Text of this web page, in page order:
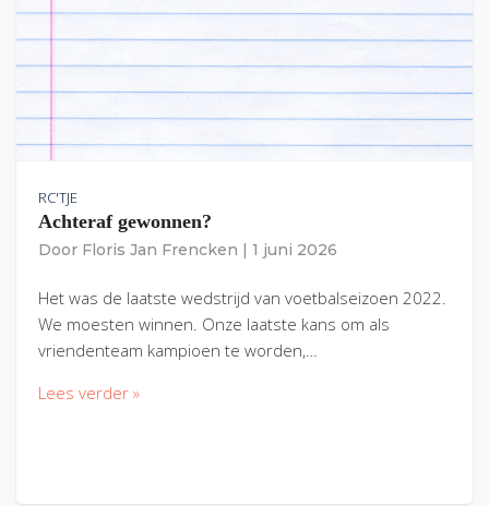
RC'TJE
Achteraf gewonnen?
Door Floris Jan Frencken 1 juni 2026
Het was de laatste wedstrijd van voetbalseizoen 2022.
We moesten winnen. Onze laatste kans om als
vriendenteam kampioen te worden,…
Lees verder »